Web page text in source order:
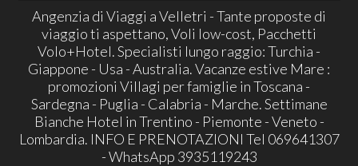
Angenzia di Viaggi a Velletri - Tante proposte di
viaggio ti aspettano, Voli low-cost, Pacchetti
Volo+Hotel. Specialisti lungo raggio: Turchia -
Giappone - Usa - Australia. Vacanze estive Mare :
promozioni Villagi per famiglie in Toscana -
Sardegna - Puglia - Calabria - Marche. Settimane
Bianche Hotel in Trentino - Piemonte - Veneto -
Lombardia. INFO E PRENOTAZIONI Tel 069641307
- WhatsApp 3935119243